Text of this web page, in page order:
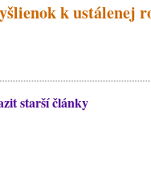
k ustálenej
starší články